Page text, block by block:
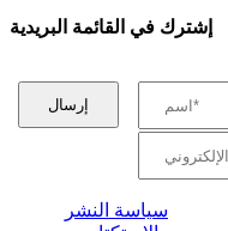
إشترك في القائمة البريدية
سياسة النشر